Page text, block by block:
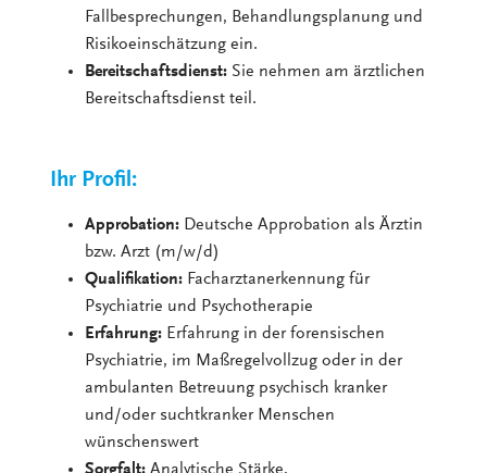
Fallbesprechungen, Behandlungsplanung und
Risikoeinschätzung ein.
Bereitschaftsdienst: Sie nehmen am ärztlichen
Bereitschaftsdienst teil.
Ihr Profil:
Approbation: Deutsche Approbation als Ärztin
bzw. Arzt (m/w/d)
Qualifikation: Facharztanerkennung für
Psychiatrie und Psychotherapie
Erfahrung: Erfahrung in der forensischen
Psychiatrie, im Maßregelvollzug oder in der
ambulanten Betreuung psychisch kranker
und/oder suchtkranker Menschen
wünschenswert
Sorgfalt: Analytische Stärke,